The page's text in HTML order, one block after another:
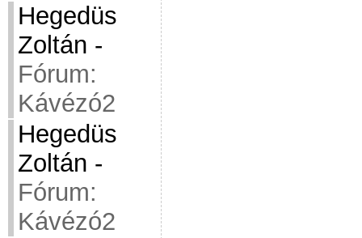
Hegedüs
Zoltán -
Fórum:
Kávézó2
Hegedüs
Zoltán -
Fórum:
Kávézó2